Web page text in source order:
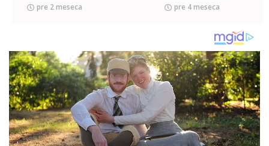
pre 2 meseca pre 4 meseca